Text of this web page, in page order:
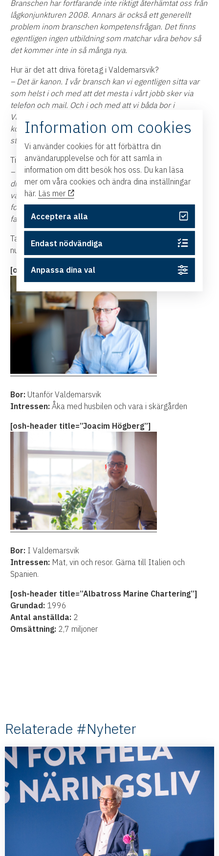
Branschen har fortfarande inte riktigt återhämtat oss från
lågkonjunkturen 2008. Annars är också ett generellt
problem inom branschen kompetensfrågan. Det finns
egentligen ingen utbildning som matchar våra behov så
det kommer inte in så många nya.
Hur är det att driva företag i Valdemarsvik?
– Det är kanon. I vår bransch kan vi egentligen sitta var
som helst i och med att det mesta i vårt jobb sker via
telefon och mail. Och i och med att vi båda bor i
Valdemarsvik så är det väldigt smidigt och bra att ha
kontor här. Dessutom är det inte långt till de större
städerna.
Till sist, vad är på gång nu?
– Vi har startat ett trading-bolag, där vi börjat sälja
drycker till Afrika. Vi är i uppstartningsfas men ska bli
väldigt spännande. Kul att starta något nytt. Men
fortfarande är vår huvudsakliga sysselsättning att mäkla
fartyg och laster.
Tack Peter och Joacim för intervjun och lycka till med
nuvarande och blivande projekt!
[osh-header title=”Peter Grönfors”]
Bor: Utanför Valdemarsvik
Intressen: Åka med husbilen och vara i skärgården
[osh-header title=”Joacim Högberg”]
Bor: I Valdemarsvik
Intressen: Mat, vin och resor. Gärna till Italien och
Spanien.
[osh-header title=”Albatross Marine Chartering”]
Grundad: 1996
Antal anställda: 2
Omsättning: 2,7 miljoner
Relaterade #Nyheter
Information om cookies
Vi använder cookies för att förbättra din
användarupplevelse och för att samla in
information om ditt besök hos oss. Du kan läsa
mer om våra cookies och ändra dina inställningar
här. Läs mer
Acceptera alla
Endast nödvändiga
Anpassa dina val